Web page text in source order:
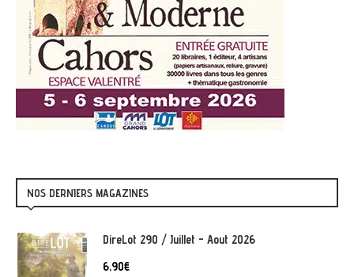
NOS DERNIERS MAGAZINES
DireLot 290 / Juillet - Aout 2026
6,90€